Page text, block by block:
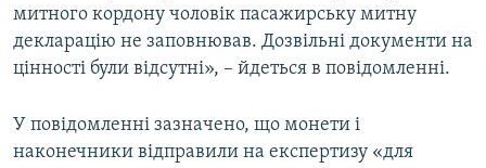
митного кордону чоловік пасажирську митну
декларацію не заповнював. Дозвільні документи на
цінності були відсутні», – йдеться в повідомленні.
У повідомленні зазначено, що монети і
наконечники відправили на експертизу «для